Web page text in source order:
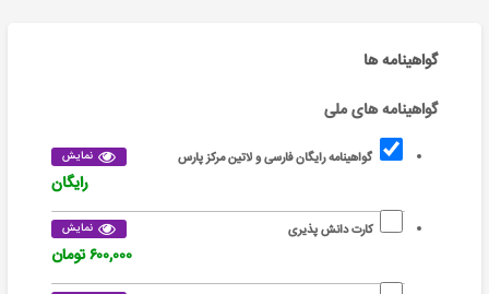
گواهینامه ها
گواهینامه های ملی
گواهینامه رایگان فارسی و لاتین مرکز پارس نمایش
رایگان
کارت دانش پذیری نمایش
۶۰۰,۰۰۰ تومان